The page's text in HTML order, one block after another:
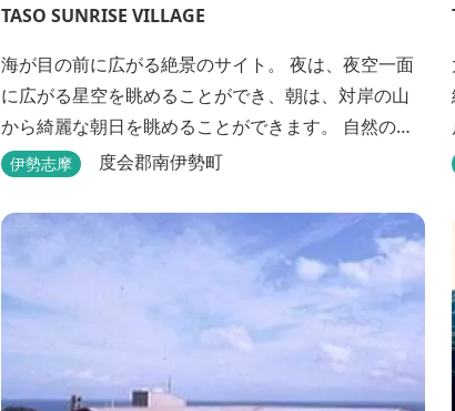
TASO SUNRISE VILLAGE
海が目の前に広がる絶景のサイト。 夜は、夜空一面
に広がる星空を眺めることができ、朝は、対岸の山
から綺麗な朝日を眺めることができます。 自然の恵
みに触れながら贅沢なひとときをお過ごしくださ
でき、BBQ初心者でも安心のガスBBQ台をご用意し
ております。 また、海岸を散策しながら海風を感じ
るのもよし、インスタントハウス内でリラックスす
る...
伊勢志摩 度会郡南伊勢町